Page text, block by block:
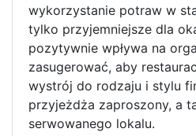
wykorzystanie potraw w
tylko przyjemniejsze dla
pozytywnie wpływa na
zasugerować, aby
wystrój do rodzaju i stylu
przyjeżdża zaproszony, a
serwowanego lokalu.